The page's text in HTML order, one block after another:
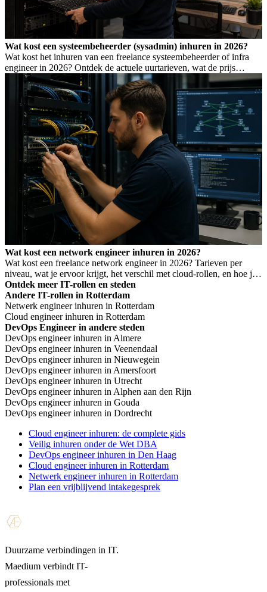
Wat kost een systeembeheerder (sysadmin) inhuren in 2026?
Wat kost het inhuren van een freelance systeembeheerder of infra
engineer in 2026? Ontdek de actuele uurtarieven, wat de prijs
bepaalt, en wanneer je welk profiel nodig hebt.
Wat kost een network engineer inhuren in 2026?
Wat kost een freelance network engineer in 2026? Tarieven per
niveau, wat je ervoor krijgt, het verschil met cloud-rollen, en hoe je
Wet DBA-risico voorkomt.
Ontdek meer IT-rollen en steden
Andere IT-rollen in Rotterdam
Netwerk engineer inhuren in Rotterdam
Cloud engineer inhuren in Rotterdam
DevOps Engineer in andere steden
DevOps engineer inhuren in Almere
DevOps engineer inhuren in Veenendaal
DevOps engineer inhuren in Nieuwegein
DevOps engineer inhuren in Amersfoort
DevOps engineer inhuren in Utrecht
DevOps engineer inhuren in Alphen aan den Rijn
DevOps engineer inhuren in Gouda
DevOps engineer inhuren in Dordrecht
Cloud engineer inhuren: de complete gids
Veilig inhuren onder de Wet DBA
DevOps engineer inhuren in Den Haag
Cloud engineer inhuren in Rotterdam
Netwerk engineer inhuren in Rotterdam
Plan een vrijblijvend intakegesprek
Duurzame verbindingen in IT.
Maedium verbindt IT-
professionals met